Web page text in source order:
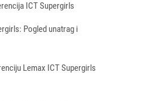
ICT Supergirls
Pogled unatrag i
Lemax ICT Supergirls